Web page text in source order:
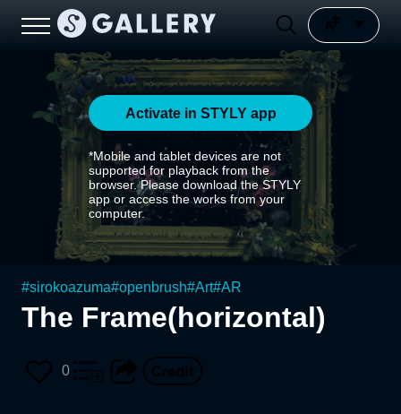
Activate in STYLY app
*Mobile and tablet devices are not
supported for playback from the
browser. Please download the STYLY
app or access the works from your
computer.
#sirokoazuma#openbrush#Art#AR
The Frame(horizontal)
0